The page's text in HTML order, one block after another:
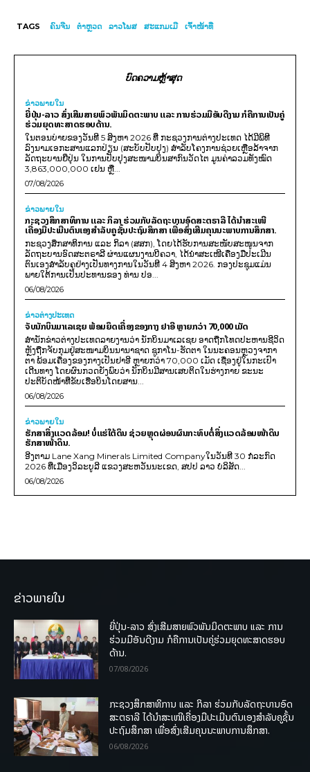
TAGS ຄົນຈີນ ຕຳຫຼວດ ລາວໂພສ ສະແກມເມີ ເຈົ້າໜ້າທີ່
ບົດຄວາມຫຼ້າສຸດ
ຂ່າວພາຍ​ໃນ
ຍີ່ປຸ່ນ-ລາວ ສົ່ງເສີມສາຍພົວພັນມິດຕະພາບ ແລະ ການຮ່ວມມືອັນດີງາມ ກໍຄືການເປັນຄູ່
ຮ່ວມຍຸດທະສາດຮອບດ້ານ.
ໃນຕອນບ່າຍຂອງວັນທີ 5 ສິງຫາ 2026 ທີ່ ກະຊວງການຕ່າງປະເທດ ໄດ້ມີພິທີ
ລົງນາມເອກະສານແລກປ່ຽນ (ສະບັບປັບປຸງ) ສໍາລັບໂຄງການຊ່ວຍເຫຼືອລ້າຈາກ
ລັດຖະບານຍີ່ປຸ່ນ ໃນການປັບປຸງສະໜາມບິນສາກົນວັດໄຕ ມູນຄ່າລວມທັງໝົດ
3,863,000,000 ເຢນ ຫຼື...
07/08/2026
ຂ່າວພາຍ​ໃນ
ກະຊວງສຶກສາທິການ ແລະ ກິລາ ຮ່ວມກັບລັດຖະບານອົດສະຕຣາລີ ໄດ້ນຳສະເໜີ
ເຄື່ອງມືປະເມີນຕົນເອງສຳລັບຄູຊັ້ນປະຖົມສຶກສາ ເພື່ອສົ່ງເສີມຄຸນນະພາບການສຶກສາ.
ກະຊວງສຶກສາທິການ ແລະ ກິລາ (ສສກ), ໂດຍໄດ້ຮັບການສະໜັບສະໜູນຈາກ
ລັດຖະບານອົດສະຕຣາລີ ຜ່ານແຜນງານບີຄວາ, ໄດ້ນຳສະເໜີເຄື່ອງມືປະເມີນ
ຕົນເອງສຳລັບຄູຢ່າງເປັນທາງການໃນວັນທີ 4 ສິງຫາ 2026. ກອງປະຊຸມແມ່ນ
ພາຍໃຕ້ການເປັນປະທານຂອງ ທ່ານ ປອ...
06/08/2026
ຂ່າວຕ່າງປະເທດ
ຈັບນັກບິນມາເລເຊຍ ພ້ອມຍຶດເຄື່ອງຂອງກາງ ຢາອີ ຫຼາຍກວ່າ 70,000 ເມັດ
ສຳນັກຂ່າວຕ່າງປະເທດລາຍງານວ່າ ນັກບິນມາເລເຊຍ ອາດຖືກໂທດປະຫານຊີວິດ
ຫຼັງຖືກຈັບກຸມຢູ່ສະໜາມບິນນານາຊາດ ຊູກາໂນ-ຮັດຕາ ໃນນະຄອນຫຼວງຈາກາ
ຕາ ພ້ອມເຄື່ອງຂອງກາງເປັນຢາອີ ຫຼາຍກວ່າ 70,000 ເມັດ ເຊື່ອງຢູ່ໃນກະເປົາ
ເດີນທາງ ໂດຍຜົນກວດຍັງພົບວ່າ ນັກບິນມີສານເສບຕິດໃນຮ່າງກາຍ ຂະນະ
ປະຕິບັດໜ້າທີ່ຂັບເຮືອບິນໂດຍສານ...
06/08/2026
ຂ່າວພາຍ​ໃນ
ຮັກສາສິ່ງແວດລ້ອມ! ບໍ່ແຮ່ໃຕ້ດິນ ຊ່ວຍຫຼຸດຜ່ອນຜົນກະທົບຕໍ່ສິ່ງແວດລ້ອມໜ້າດິນ
ຮັກສາໜ້າດິນ.
ອີງຕາມ Lane Xang Minerals Limited Companyໃນວັນທີ 30 ກໍລະກົດ
2026 ທີ່ເມືອງວິລະບູລີ ແຂວງສະຫວັນນະເຂດ, ສປປ ລາວ ບໍລິສັດ...
06/08/2026
ຂ່າວພາຍໃນ
ຍີ່ປຸ່ນ-ລາວ ສົ່ງເສີມສາຍພົວພັນມິດຕະພາບ ແລະ ການ
ຮ່ວມມືອັນດີງາມ ກໍຄືການເປັນຄູ່ຮ່ວມຍຸດທະສາດຮອບ
ດ້ານ.
07/08/2026
ກະຊວງສຶກສາທິການ ແລະ ກິລາ ຮ່ວມກັບລັດຖະບານອົດ
ສະຕຣາລີ ໄດ້ນຳສະເໜີເຄື່ອງມືປະເມີນຕົນເອງສຳລັບຄູຊັ້ນ
ປະຖົມສຶກສາ ເພື່ອສົ່ງເສີມຄຸນນະພາບການສຶກສາ.
06/08/2026